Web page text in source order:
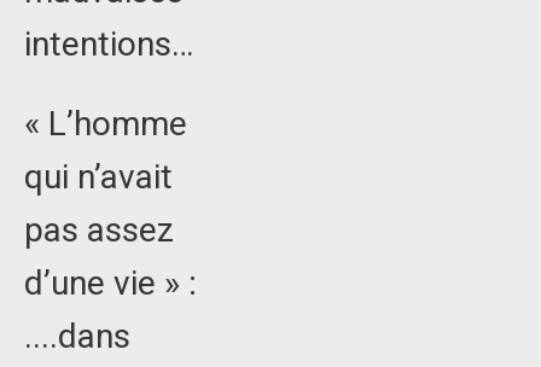
intentions…
« L’homme
qui n’avait
pas assez
d’une vie » :
....dans